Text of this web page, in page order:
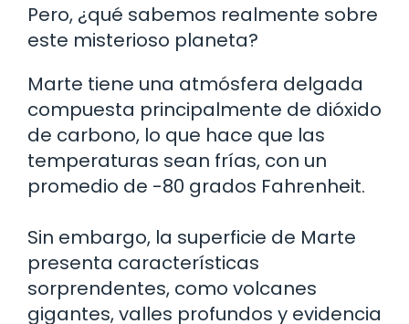
Pero, ¿qué sabemos realmente sobre
este misterioso planeta?
Marte tiene una atmósfera delgada
compuesta principalmente de dióxido
de carbono, lo que hace que las
temperaturas sean frías, con un
promedio de -80 grados Fahrenheit.
Sin embargo, la superficie de Marte
presenta características
sorprendentes, como volcanes
gigantes, valles profundos y evidencia